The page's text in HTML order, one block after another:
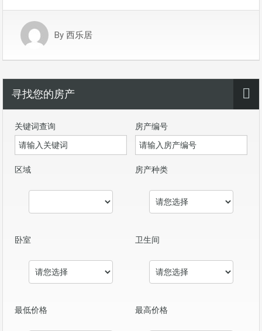
By 西乐居
寻找您的房产
关键词查询 房产编号
区域 房产种类
卧室 卫生间
最低价格 最高价格